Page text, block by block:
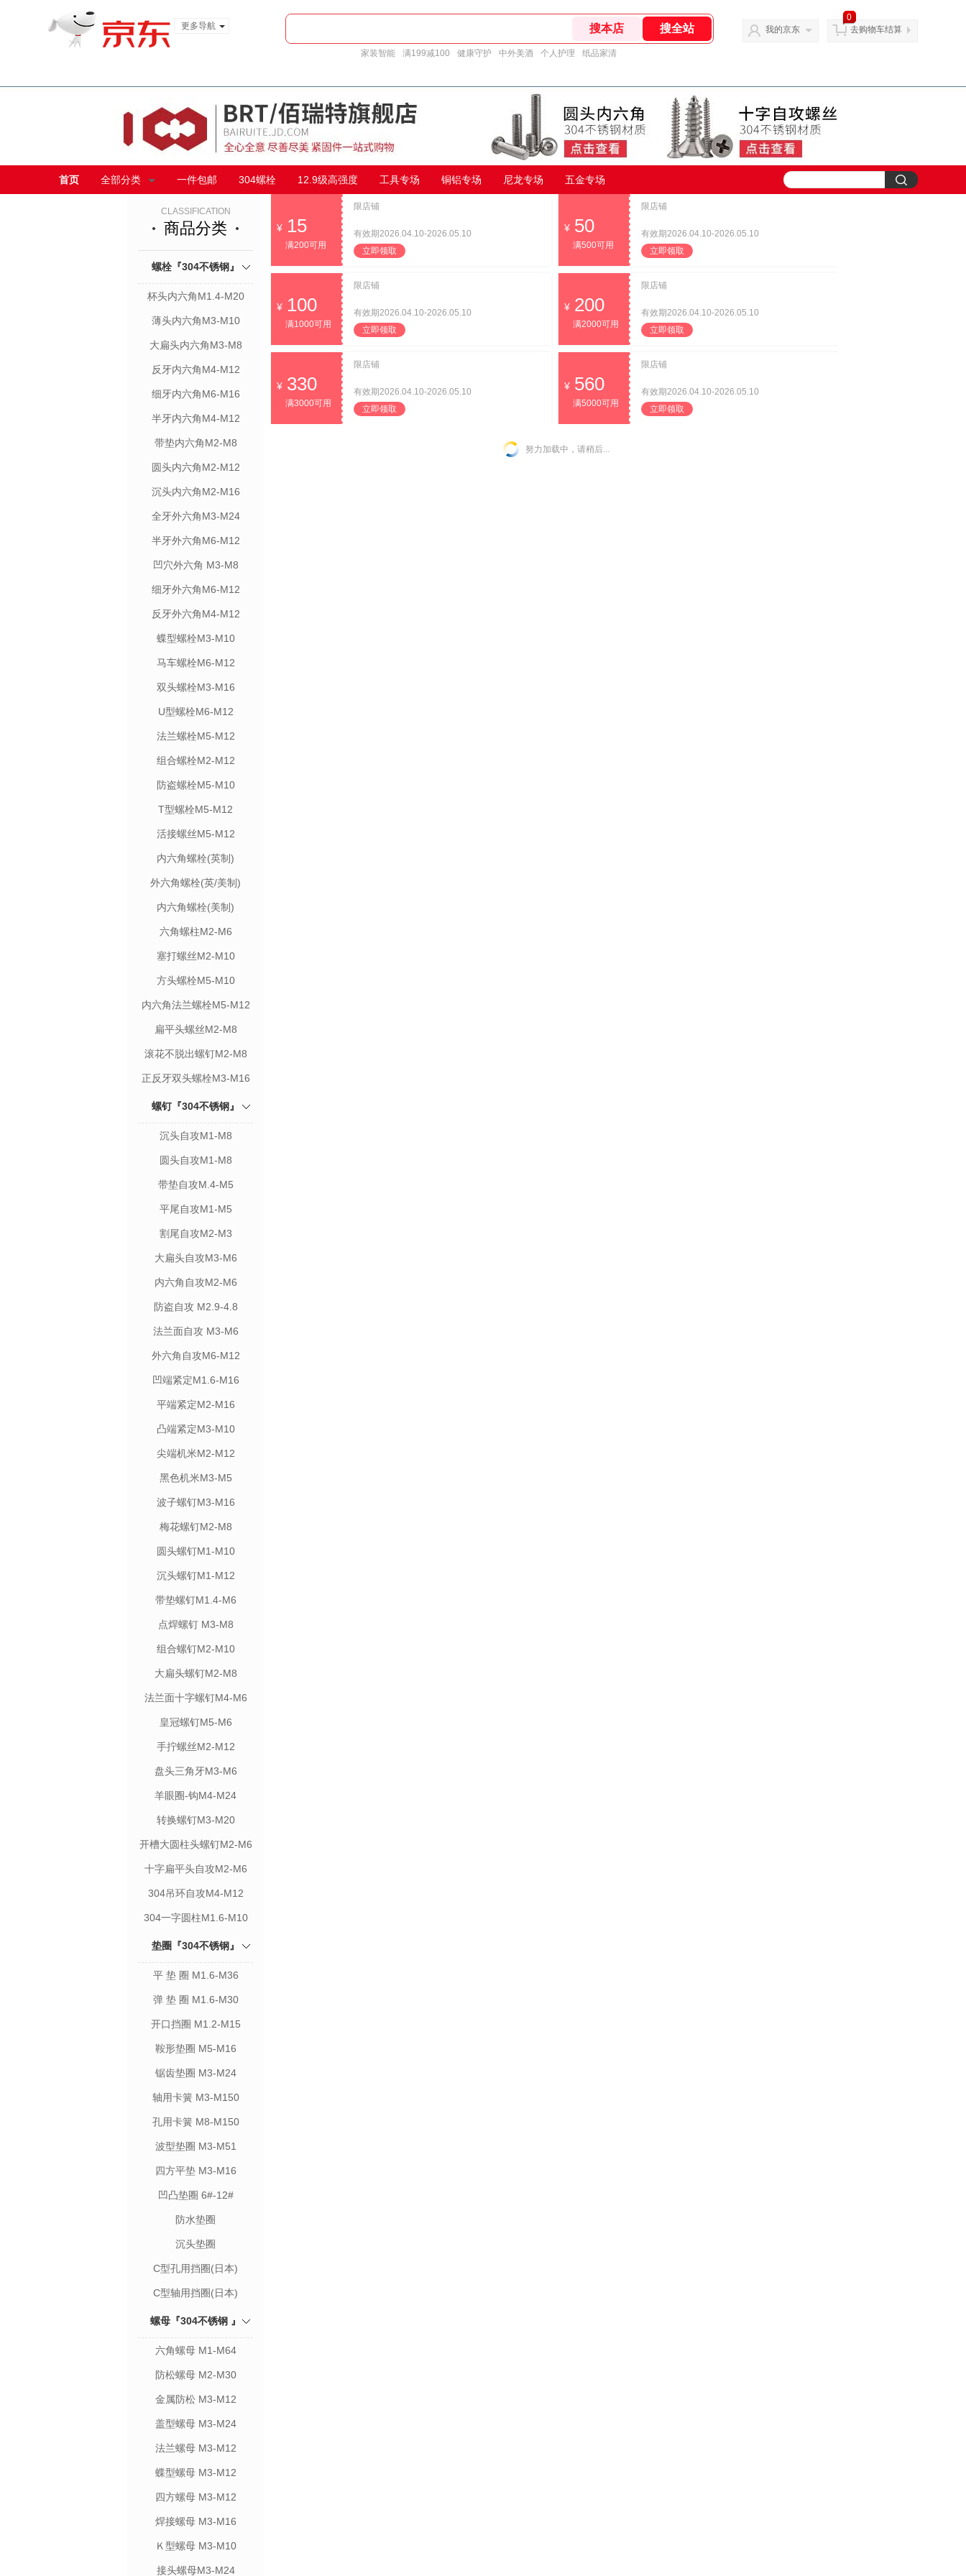
更多导航
家装智能 满199减100 健康守护 中外美酒 个人护理 纸品家清
我的京东
0
去购物车结算
首页 全部分类 一件包邮 304螺栓 12.9级高强度 工具专场 铜铝专场 尼龙专场 五金专场
CLASSIFICATION
商品分类
螺栓『304不锈钢』
杯头内六角M1.4-M20
薄头内六角M3-M10
大扁头内六角M3-M8
反牙内六角M4-M12
细牙内六角M6-M16
半牙内六角M4-M12
带垫内六角M2-M8
圆头内六角M2-M12
沉头内六角M2-M16
全牙外六角M3-M24
半牙外六角M6-M12
凹穴外六角 M3-M8
细牙外六角M6-M12
反牙外六角M4-M12
蝶型螺栓M3-M10
马车螺栓M6-M12
双头螺栓M3-M16
U型螺栓M6-M12
法兰螺栓M5-M12
组合螺栓M2-M12
防盗螺栓M5-M10
T型螺栓M5-M12
活接螺丝M5-M12
内六角螺栓(英制)
外六角螺栓(英/美制)
内六角螺栓(美制)
六角螺柱M2-M6
塞打螺丝M2-M10
方头螺栓M5-M10
内六角法兰螺栓M5-M12
扁平头螺丝M2-M8
滚花不脱出螺钉M2-M8
正反牙双头螺栓M3-M16
螺钉『304不锈钢』
沉头自攻M1-M8
圆头自攻M1-M8
带垫自攻M.4-M5
平尾自攻M1-M5
割尾自攻M2-M3
大扁头自攻M3-M6
内六角自攻M2-M6
防盗自攻 M2.9-4.8
法兰面自攻 M3-M6
外六角自攻M6-M12
凹端紧定M1.6-M16
平端紧定M2-M16
凸端紧定M3-M10
尖端机米M2-M12
黑色机米M3-M5
波子螺钉M3-M16
梅花螺钉M2-M8
圆头螺钉M1-M10
沉头螺钉M1-M12
带垫螺钉M1.4-M6
点焊螺钉 M3-M8
组合螺钉M2-M10
大扁头螺钉M2-M8
法兰面十字螺钉M4-M6
皇冠螺钉M5-M6
手拧螺丝M2-M12
盘头三角牙M3-M6
羊眼圈-钩M4-M24
转换螺钉M3-M20
开槽大圆柱头螺钉M2-M6
十字扁平头自攻M2-M6
304吊环自攻M4-M12
304一字圆柱M1.6-M10
垫圈『304不锈钢』
平 垫 圈 M1.6-M36
弹 垫 圈 M1.6-M30
开口挡圈 M1.2-M15
鞍形垫圈 M5-M16
锯齿垫圈 M3-M24
轴用卡簧 M3-M150
孔用卡簧 M8-M150
波型垫圈 M3-M51
四方平垫 M3-M16
凹凸垫圈 6#-12#
防水垫圈
沉头垫圈
C型孔用挡圈(日本)
C型轴用挡圈(日本)
螺母『304不锈钢 』
六角螺母 M1-M64
防松螺母 M2-M30
金属防松 M3-M12
盖型螺母 M3-M24
法兰螺母 M3-M12
蝶型螺母 M3-M12
四方螺母 M3-M12
焊接螺母 M3-M16
Ｋ型螺母 M3-M10
接头螺母M3-M24
15
满200可用
限店铺
有效期2026.04.10-2026.05.10
立即领取
50
满500可用
限店铺
有效期2026.04.10-2026.05.10
立即领取
100
满1000可用
限店铺
有效期2026.04.10-2026.05.10
立即领取
200
满2000可用
限店铺
有效期2026.04.10-2026.05.10
立即领取
330
满3000可用
限店铺
有效期2026.04.10-2026.05.10
立即领取
560
满5000可用
限店铺
有效期2026.04.10-2026.05.10
立即领取
努力加载中，请稍后...